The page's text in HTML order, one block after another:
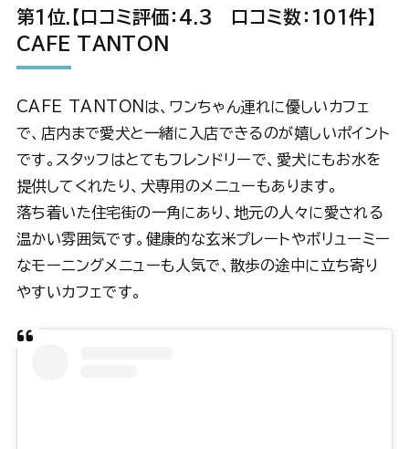
第1位.【口コミ評価：4.3 口コミ数：101件】
CAFE TANTON
CAFE TANTONは、ワンちゃん連れに優しいカフェ
で、店内まで愛犬と一緒に入店できるのが嬉しいポイント
です。スタッフはとてもフレンドリーで、愛犬にもお水を
提供してくれたり、犬専用のメニューもあります。
落ち着いた住宅街の一角にあり、地元の人々に愛される
温かい雰囲気です。健康的な玄米プレートやボリューミー
なモーニングメニューも人気で、散歩の途中に立ち寄り
やすいカフェです。